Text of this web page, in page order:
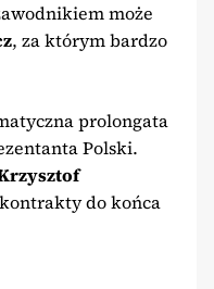
może
, za którym bardzo
prolongata
Polski.
do końca